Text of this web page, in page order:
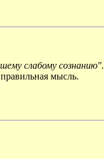
слабому сознанию".
мысль.